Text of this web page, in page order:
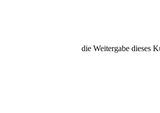
die Weitergabe dieses